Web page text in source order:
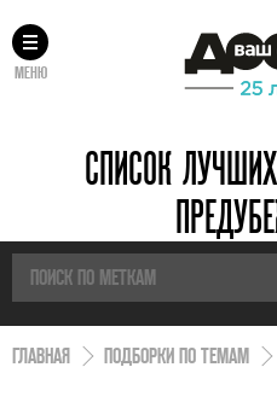
МЕНЮ
СПИСОК
ГЛАВНАЯ ПОДБОРКИ ПО ТЕМАМ